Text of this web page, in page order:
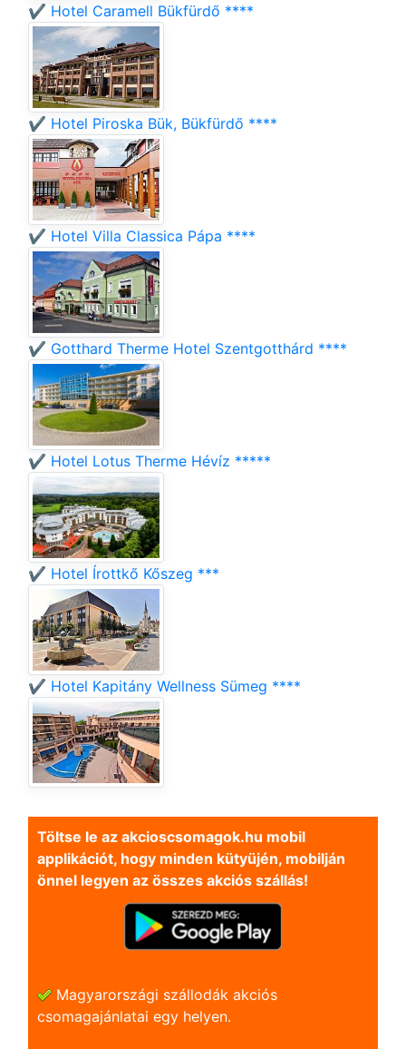
✔️ Hotel Caramell Bükfürdő ****
✔️ Hotel Piroska Bük, Bükfürdő ****
✔️ Hotel Villa Classica Pápa ****
✔️ Gotthard Therme Hotel Szentgotthárd ****
✔️ Hotel Lotus Therme Hévíz *****
✔️ Hotel Írottkő Kőszeg ***
✔️ Hotel Kapitány Wellness Sümeg ****
Töltse le az akcioscsomagok.hu mobil
applikációt, hogy minden kütyüjén, mobilján
önnel legyen az összes akciós szállás!
Magyarországi szállodák akciós
csomagajánlatai egy helyen.